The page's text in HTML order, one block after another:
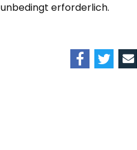
unbedingt erforderlich.